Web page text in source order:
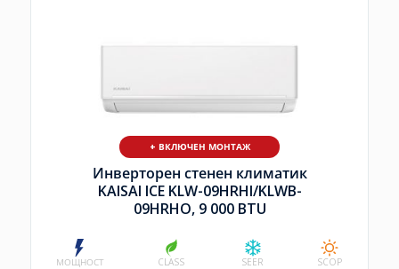
+ ВКЛЮЧЕН МОНТАЖ
Инверторен стенен климатик
KAISAI ICE KLW-09HRHI/KLWB-
09HRHO, 9 000 BTU
МОЩНОСТ CLASS SEER SCOP